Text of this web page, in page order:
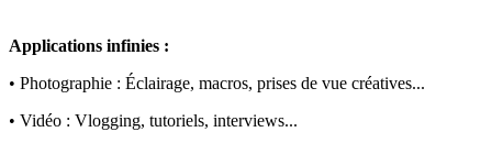
Applications infinies :
• Photographie : Éclairage, macros, prises de vue créatives...
• Vidéo : Vlogging, tutoriels, interviews...